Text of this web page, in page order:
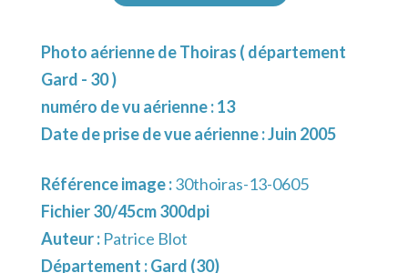
Photo aérienne de Thoiras ( département
Gard - 30 )
numéro de vu aérienne : 13
Date de prise de vue aérienne : Juin 2005
Référence image :30thoiras-13-0605
Fichier 30/45cm 300dpi
Auteur : Patrice Blot
Département :Gard (30)